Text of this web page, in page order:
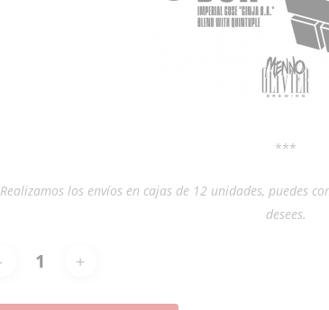
***
Realizamos los envíos en cajas de 12 unidades, puedes
desees.